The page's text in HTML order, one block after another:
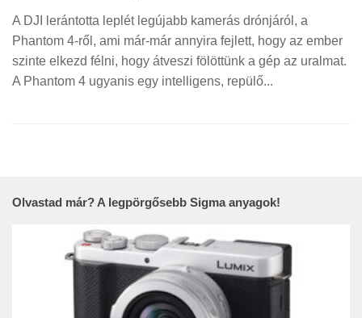
A DJI lerántotta leplét legújabb kamerás drónjáról, a
Phantom 4-ről, ami már-már annyira fejlett, hogy az ember
szinte elkezd félni, hogy átveszi fölöttünk a gép az uralmat.
A Phantom 4 ugyanis egy intelligens, repülő...
Olvastad már? A legpörgősebb Sigma anyagok!